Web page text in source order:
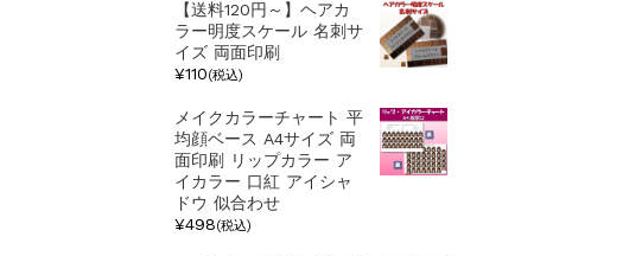
【送料120円～】ヘアカ
ラー明度スケール 名刺サ
イズ 両面印刷
¥110(税込)
メイクカラーチャート 平
均顔ベース A4サイズ 両
面印刷 リップカラー ア
イカラー 口紅 アイシャ
ドウ 似合わせ
¥498(税込)